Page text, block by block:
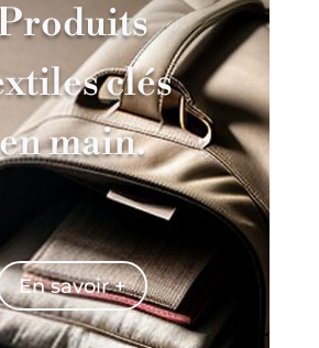
clés
main.
En savoir +